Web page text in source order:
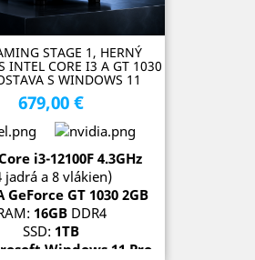
STAGE 1, HERNÝ
INTEL CORE I3 A GT 1030
S WINDOWS 11
Cena
679,00 €
i3-12100F 4.3GHz
jadrá a 8 vlákien)
GeForce GT 1030 2GB
16GBDDR4
SSD: 1TB
Windows 11 Pro